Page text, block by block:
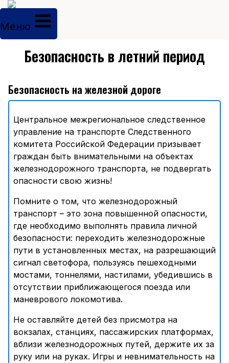
Перейти
содержимому
Меню
Безопасность в летний период
Безопасность на железной дороге
Центральное межрегиональное следственное
управление на транспорте Следственного
комитета Российской Федерации призывает
граждан быть внимательными на объектах
железнодорожного транспорта, не подвергать
опасности свою жизнь!
Помните о том, что железнодорожный
транспорт – это зона повышенной опасности,
где необходимо выполнять правила личной
безопасности: переходить железнодорожные
пути в установленных местах, на разрешающий
сигнал светофора, пользуясь пешеходными
мостами, тоннелями, настилами, убедившись в
отсутствии приближающегося поезда или
маневрового локомотива.
Не оставляйте детей без присмотра на
вокзалах, станциях, пассажирских платформах,
вблизи железнодорожных путей, держите их за
руку или на руках. Игры и невнимательность на